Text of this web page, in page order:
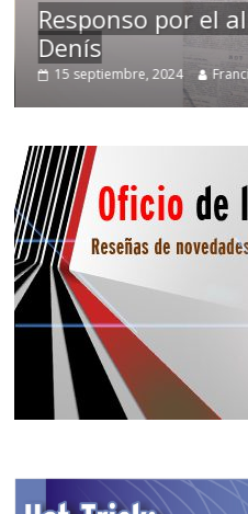
Responso por el
Denís
15 septiembre, 2024